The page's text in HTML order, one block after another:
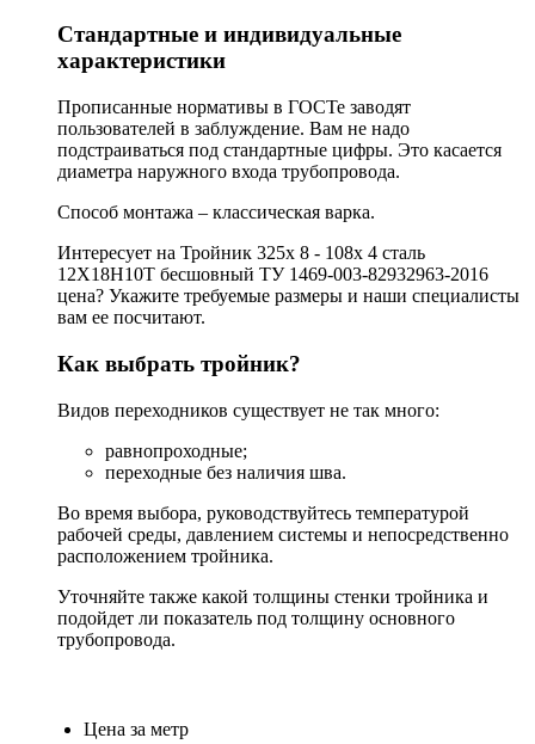
Стандартные и индивидуальные
характеристики
Прописанные нормативы в ГОСТе заводят
пользователей в заблуждение. Вам не надо
подстраиваться под стандартные цифры. Это касается
диаметра наружного входа трубопровода.
Способ монтажа – классическая варка.
Интересует на Тройник 325х 8 - 108х 4 сталь
12Х18Н10Т бесшовный ТУ 1469-003-82932963-2016
цена? Укажите требуемые размеры и наши специалисты
вам ее посчитают.
Как выбрать тройник?
Видов переходников существует не так много:
равнопроходные;
переходные без наличия шва.
Во время выбора, руководствуйтесь температурой
рабочей среды, давлением системы и непосредственно
расположением тройника.
Уточняйте также какой толщины стенки тройника и
подойдет ли показатель под толщину основного
трубопровода.
Цена за метр